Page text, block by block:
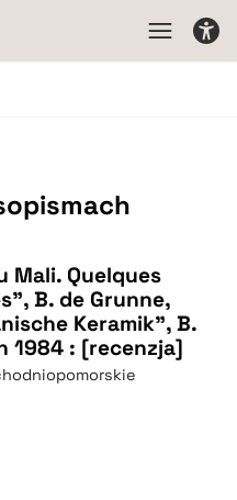
Mali. Quelques
B. de Grunne,
Keramik", B.
1984 : [recenzja]